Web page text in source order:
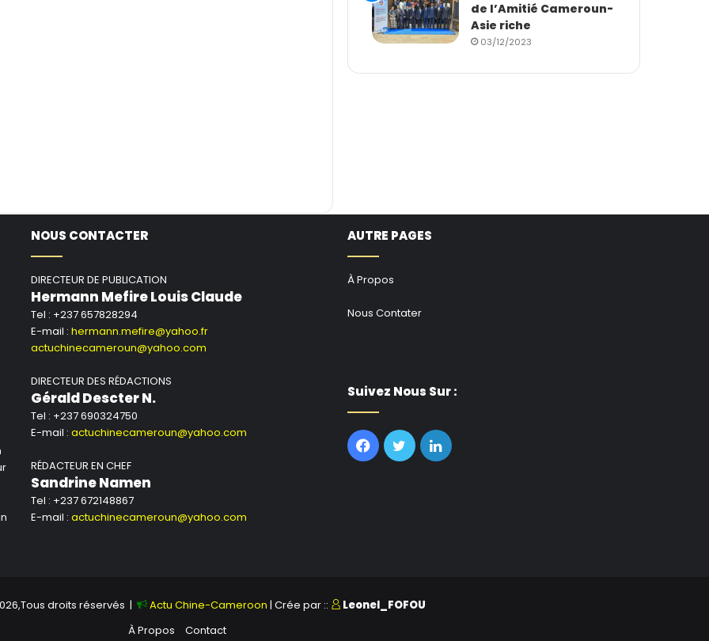
de l’Amitié Cameroun-
Asie riche
03/12/2023
NOUS CONTACTER
DIRECTEUR DE PUBLICATION
Hermann Mefire Louis Claude
Tel : +237 657828294
E-mail : hermann.mefire@yahoo.fr
actuchinecameroun@yahoo.com
DIRECTEUR DES RÉDACTIONS
Gérald Descter N.
Tel : +237 690324750
E-mail : actuchinecameroun@yahoo.com
RÉDACTEUR EN CHEF
Sandrine Namen
Tel : +237 672148867
E-mail : actuchinecameroun@yahoo.com
AUTRE PAGES
À Propos
Nous Contater
Suivez Nous Sur :
Facebook
TwitterLinkedin
droits réservés | Actu Chine-Cameroon | Crée par ::
Leonel_FOFOU
À Propos
Contact